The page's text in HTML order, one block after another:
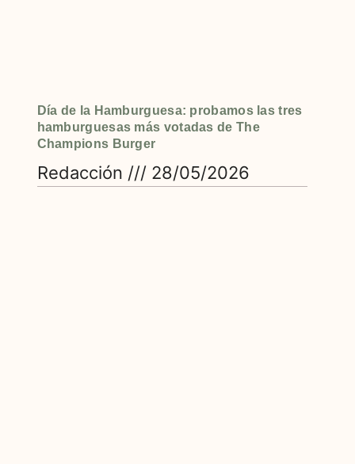
Día de la Hamburguesa: probamos las tres
hamburguesas más votadas de The
Champions Burger
Redacción 28/05/2026